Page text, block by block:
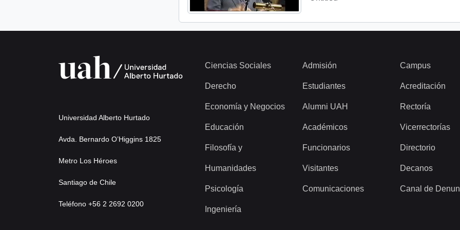
Universidad Alberto Hurtado
Avda. Bernardo O’Higgins 1825
Metro Los Héroes
Santiago de Chile
Teléfono +56 2 2692 0200
Ciencias Sociales
Derecho
Economía y Negocios
Educación
Filosofía y
Humanidades
Psicología
Ingeniería
Admisión
Estudiantes
Alumni UAH
Académicos
Funcionarios
Visitantes
Comunicaciones
Campus
Acreditación
Rectoría
Vicerrectorías
Directorio
Decanos
Canal de